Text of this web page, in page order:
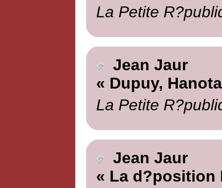
La Petite
Jean Jaur
« Dupuy,
La Petite
Jean Jaur
« La d?position